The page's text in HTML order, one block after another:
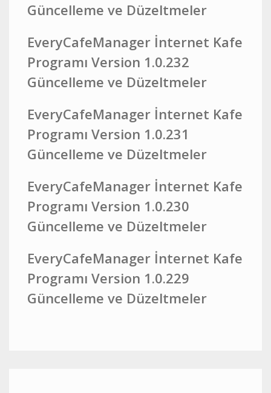
Güncelleme ve Düzeltmeler
EveryCafeManager İnternet Kafe
Programı Version 1.0.232
Güncelleme ve Düzeltmeler
EveryCafeManager İnternet Kafe
Programı Version 1.0.231
Güncelleme ve Düzeltmeler
EveryCafeManager İnternet Kafe
Programı Version 1.0.230
Güncelleme ve Düzeltmeler
EveryCafeManager İnternet Kafe
Programı Version 1.0.229
Güncelleme ve Düzeltmeler